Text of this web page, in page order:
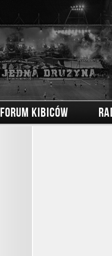
FORUM KIBICÓW